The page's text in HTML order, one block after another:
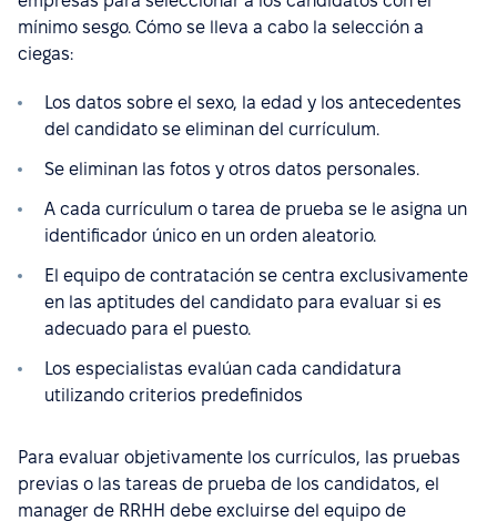
mínimo sesgo. Cómo se lleva a cabo la selección a
ciegas:
Los datos sobre el sexo, la edad y los antecedentes
del candidato se eliminan del currículum.
Se eliminan las fotos y otros datos personales.
A cada currículum o tarea de prueba se le asigna un
identificador único en un orden aleatorio.
El equipo de contratación se centra exclusivamente
en las aptitudes del candidato para evaluar si es
adecuado para el puesto.
Los especialistas evalúan cada candidatura
utilizando criterios predefinidos
Para evaluar objetivamente los currículos, las pruebas
previas o las tareas de prueba de los candidatos, el
manager de RRHH debe excluirse del equipo de